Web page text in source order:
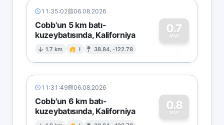
11:35:02 06.08.2026
Cobb'un 5 km batı-
kuzeybatısında, Kaliforniya
1.7 km I 38.84, -122.78
0.7
MW
0
11:31:49 06.08.2026
Cobb'un 6 km batı-
kuzeybatısında, Kaliforniya
0.8
MW